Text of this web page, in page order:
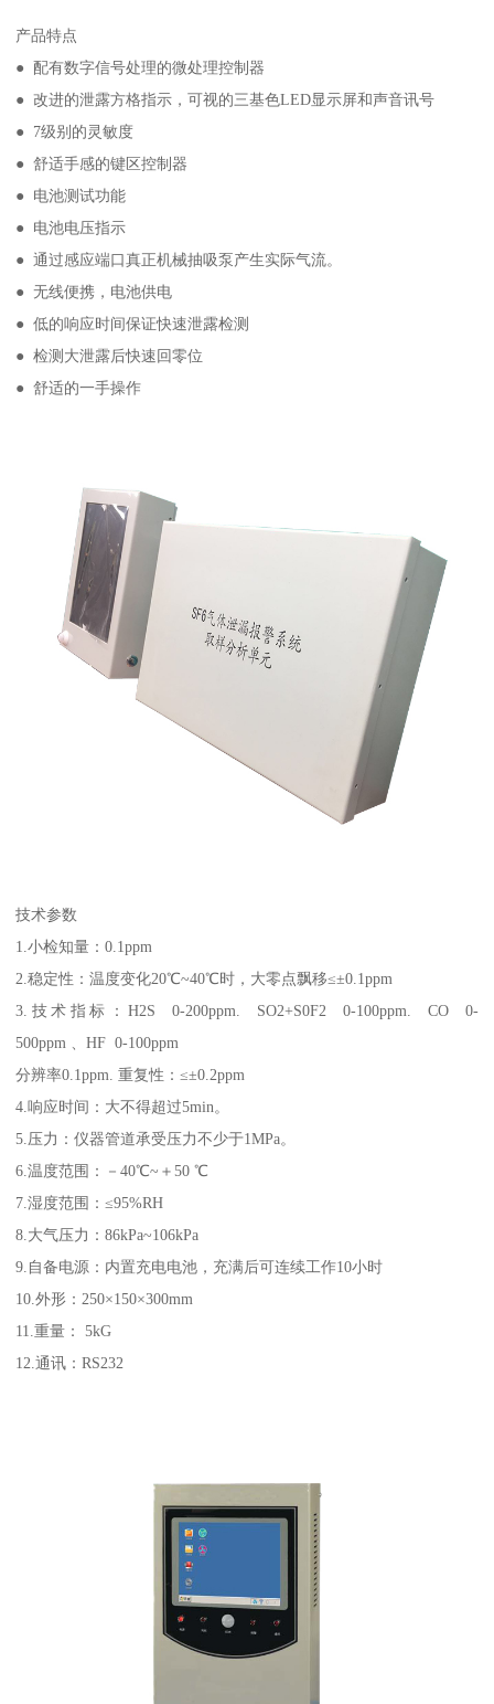
产品特点
● 配有数字信号处理的微处理控制器
● 改进的泄露方格指示，可视的三基色LED显示屏和声音讯号
● 7级别的灵敏度
● 舒适手感的键区控制器
● 电池测试功能
● 电池电压指示
● 通过感应端口真正机械抽吸泵产生实际气流。
● 无线便携，电池供电
● 低的响应时间保证快速泄露检测
● 检测大泄露后快速回零位
● 舒适的一手操作
技术参数
1.小检知量：0.1ppm
2.稳定性：温度变化20℃~40℃时，大零点飘移≤±0.1ppm
3.技术指标：H2S 0-200ppm. SO2+S0F2 0-100ppm. CO 0-
500ppm 、HF 0-100ppm
分辨率0.1ppm. 重复性：≤±0.2ppm
4.响应时间：大不得超过5min。
5.压力：仪器管道承受压力不少于1MPa。
6.温度范围：－40℃~＋50 ℃
7.湿度范围：≤95%RH
8.大气压力：86kPa~106kPa
9.自备电源：内置充电电池，充满后可连续工作10小时
10.外形：250×150×300mm
11.重量： 5kG
12.通讯：RS232